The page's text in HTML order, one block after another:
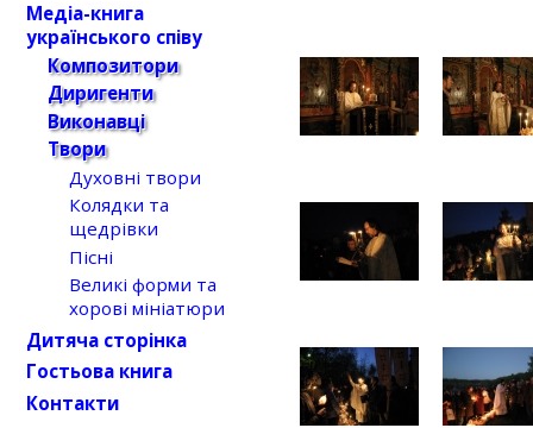
Медіа-книга
українського співу
Композитори
Диригенти
Виконавці
Твори
Духовні твори
Колядки та
щедрівки
Пісні
Великі форми та
хорові мініатюри
Дитяча сторінка
Гостьова книга
Контакти